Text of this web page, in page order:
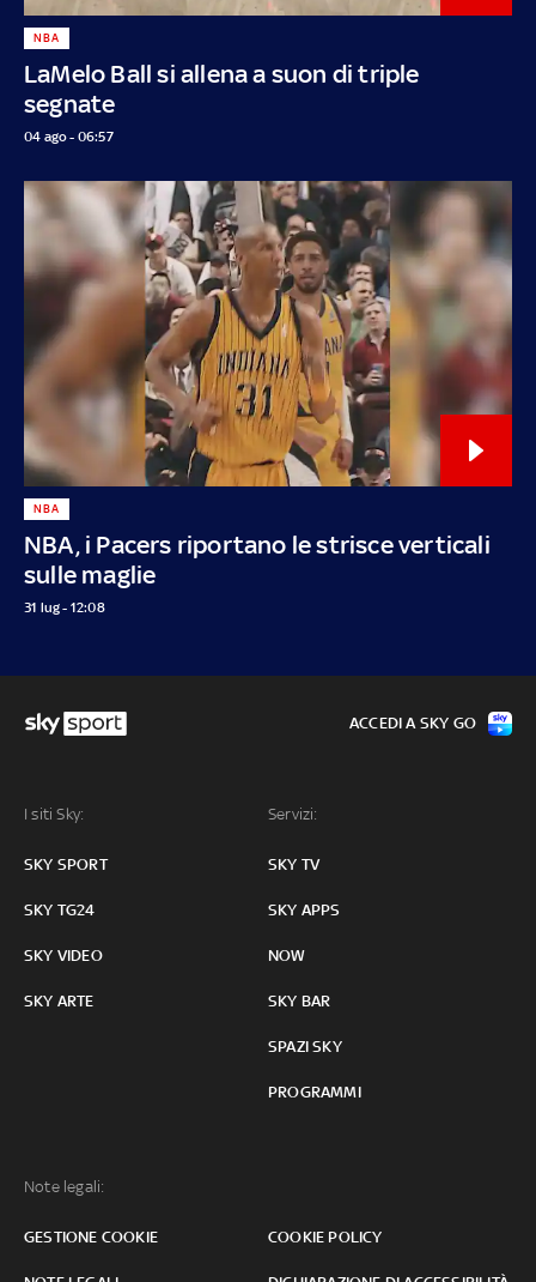
LaMelo Ball si allena a suon di triple
segnate
NBA
04 ago - 06:57
NBA, i Pacers riportano le strisce verticali
sulle maglie
NBA
31 lug - 12:08
I siti Sky:
SKY SPORT
SKY TG24
SKY VIDEO
SKY ARTE
Servizi:
SKY TV
SKY APPS
NOW
SKY BAR
SPAZI SKY
PROGRAMMI
Note legali:
GESTIONE COOKIE COOKIE POLICY
ACCEDI A SKY GO